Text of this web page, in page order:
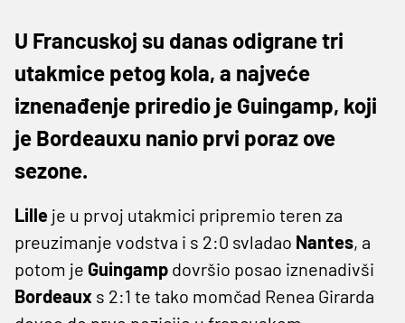
U Francuskoj su danas odigrane tri
utakmice petog kola, a najveće
iznenađenje priredio je Guingamp, koji
je Bordeauxu nanio prvi poraz ove
sezone.
Lille je u prvoj utakmici pripremio teren za
preuzimanje vodstva i s 2:0 svladao Nantes, a
potom je Guingamp dovršio posao iznenadivši
Bordeaux s 2:1 te tako momčad Renea Girarda